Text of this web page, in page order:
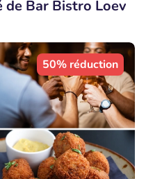
Bar Bistro Loev
50% réduction